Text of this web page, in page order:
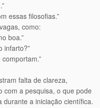
essas filosofias.”
como:
boa.”
infarto?”
falta de clareza,
com a pesquisa, o que pode
a iniciação científica.